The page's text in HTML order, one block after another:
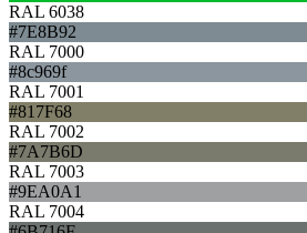
RAL 6038
#7E8B92
RAL 7000
#8c969f
RAL 7001
#817F68
RAL 7002
#7A7B6D
RAL 7003
#9EA0A1
RAL 7004